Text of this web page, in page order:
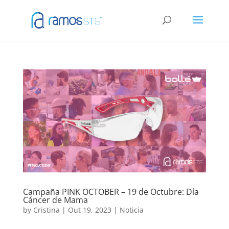
Campaña PINK OCTOBER – 19 de Octubre: Día
Cáncer de Mama
by Cristina | Out 19, 2023 | Noticia